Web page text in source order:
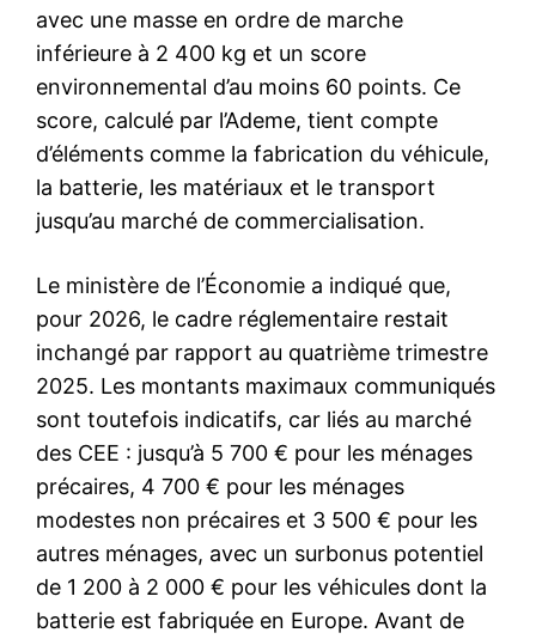
avec une masse en ordre de marche
inférieure à 2 400 kg et un score
environnemental d’au moins 60 points. Ce
score, calculé par l’Ademe, tient compte
d’éléments comme la fabrication du véhicule,
la batterie, les matériaux et le transport
jusqu’au marché de commercialisation.
Le ministère de l’Économie a indiqué que,
pour 2026, le cadre réglementaire restait
inchangé par rapport au quatrième trimestre
2025. Les montants maximaux communiqués
sont toutefois indicatifs, car liés au marché
des CEE : jusqu’à 5 700 € pour les ménages
précaires, 4 700 € pour les ménages
modestes non précaires et 3 500 € pour les
autres ménages, avec un surbonus potentiel
de 1 200 à 2 000 € pour les véhicules dont la
batterie est fabriquée en Europe. Avant de